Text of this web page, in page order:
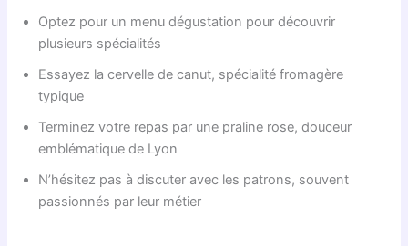
Optez pour un menu dégustation pour découvrir
plusieurs spécialités
Essayez la cervelle de canut, spécialité fromagère
typique
Terminez votre repas par une praline rose, douceur
emblématique de Lyon
N’hésitez pas à discuter avec les patrons, souvent
passionnés par leur métier